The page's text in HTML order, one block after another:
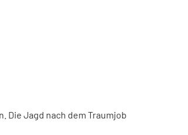
Jagd nach dem Traumjob